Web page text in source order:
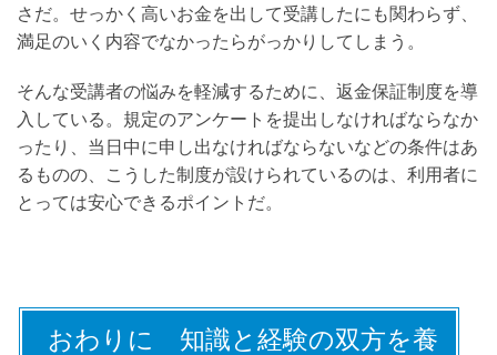
さだ。せっかく高いお金を出して受講したにも関わらず、
満足のいく内容でなかったらがっかりしてしまう。
そんな受講者の悩みを軽減するために、返金保証制度を導
入している。規定のアンケートを提出しなければならなか
ったり、当日中に申し出なければならないなどの条件はあ
るものの、こうした制度が設けられているのは、利用者に
とっては安心できるポイントだ。
おわりに 知識と経験の双方を養